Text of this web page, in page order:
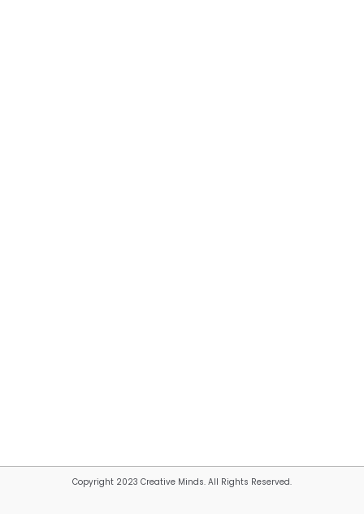
Copyright 2023 Creative Minds. All Rights Reserved.